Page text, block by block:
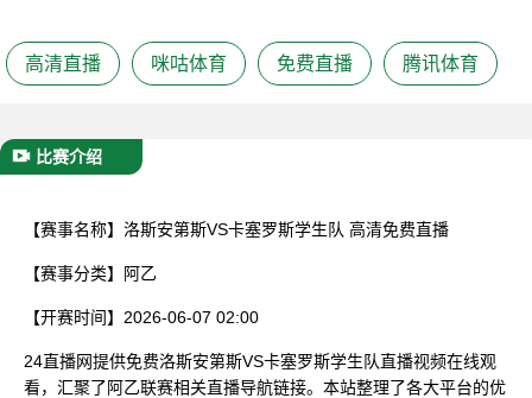
高清直播 咪咕体育 免费直播 腾讯体育
比赛介绍
【赛事名称】 洛斯安第斯VS卡塞罗斯学生队 高清免费直播
【赛事分类】 阿乙
【开赛时间】 2026-06-07 02:00
24直播网提供免费洛斯安第斯VS卡塞罗斯学生队直播视频在线观
看，汇聚了阿乙联赛相关直播导航链接。本站整理了各大平台的优